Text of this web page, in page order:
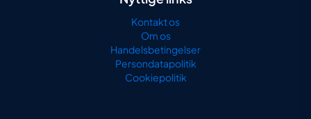
Kontakt os
Om os
Handelsbetingelser
Persondatapolitik
Cookiepolitik